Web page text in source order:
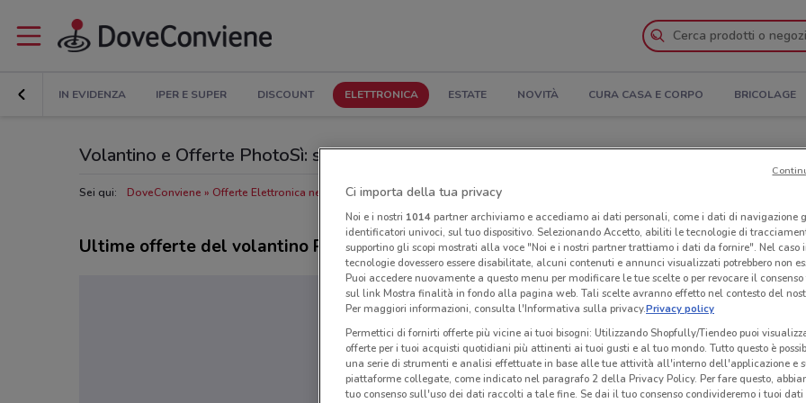
IN EVIDENZA IPER E SUPER DISCOUNT ELETTRONICA ESTATE NOVITÀ CURA CASA E CORPO BRICOLAGE
Volantino e Offerte PhotoSì: sfoglia il Catalogo
Sei qui: DoveConviene Offerte Elettronica nelle vicinanze Negozi PhotoSì nelle vicinanze
Ultime offerte del volantino PhotoSì
Ci importa della tua privacy
Noi e i nostri 1014partner archiviamo e accediamo ai dati personali, come i dati di navigazione
identificatori univoci, sul tuo dispositivo. Selezionando Accetto, abiliti le tecnologie di
supportino gli scopi mostrati alla voce "Noi e i nostri partner trattiamo i dati da fornire". Nel caso
tecnologie dovessero essere disabilitate, alcuni contenuti e annunci visualizzati potrebbero non
Puoi accedere nuovamente a questo menu per modificare le tue scelte o per revocare il
sul link Mostra finalità in fondo alla pagina web. Tali scelte avranno effetto nel contesto del
Per maggiori informazioni, consulta l'Informativa sulla privacy.Privacy policy
Permettici di fornirti offerte più vicine ai tuoi bisogni: Utilizzando Shopfully/Tiendeo puoi
offerte per i tuoi acquisti quotidiani più attinenti ai tuoi gusti e al tuo mondo. Tutto questo è
una serie di strumenti e analisi effettuate in base alle tue attività all'interno dell'applicazione e
piattaforme collegate, come indicato nel paragrafo 2 della Privacy Policy. Per fare questo,
tuo consenso sull'uso dei dati raccolti a tale fine. Se dai il tuo consenso condivideremo i tuoi dati